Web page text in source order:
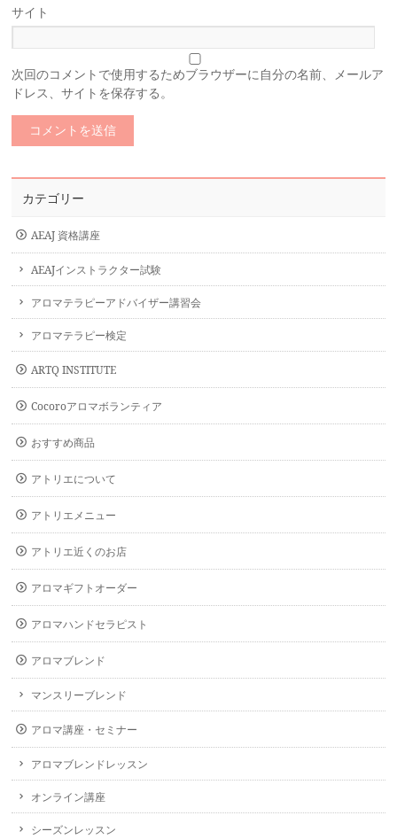
サイト
次回のコメントで使用するためブラウザーに自分の名前、メールア
ドレス、サイトを保存する。
カテゴリー
AEAJ 資格講座
AEAJインストラクター試験
アロマテラピーアドバイザー講習会
アロマテラピー検定
ARTQ INSTITUTE
Cocoroアロマボランティア
おすすめ商品
アトリエについて
アトリエメニュー
アトリエ近くのお店
アロマギフトオーダー
アロマハンドセラピスト
アロマブレンド
マンスリーブレンド
アロマ講座・セミナー
アロマブレンドレッスン
オンライン講座
シーズンレッスン